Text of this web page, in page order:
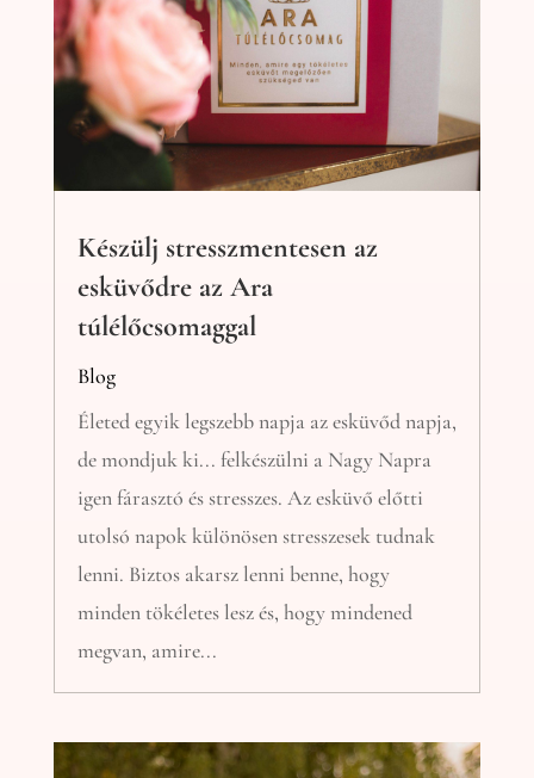
Készülj stresszmentesen az
esküvődre az Ara
túlélőcsomaggal
Blog
Életed egyik legszebb napja az esküvőd napja,
de mondjuk ki... felkészülni a Nagy Napra
igen fárasztó és stresszes. Az esküvő előtti
utolsó napok különösen stresszesek tudnak
lenni. Biztos akarsz lenni benne, hogy
minden tökéletes lesz és, hogy mindened
megvan, amire...